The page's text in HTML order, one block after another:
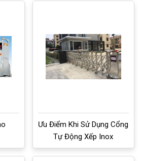
Ưu Điểm Khi Sử Dụng Cổng
Tự Động Xếp Inox